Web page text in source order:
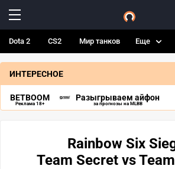
Dota 2 CS2 Мир танков Еще
ИНТЕРЕСНОЕ
BETBOOM
Реклама 18+
Разыгрываем айфон
за прогнозы на MLBB
Rainbow Six
Team Secret vs